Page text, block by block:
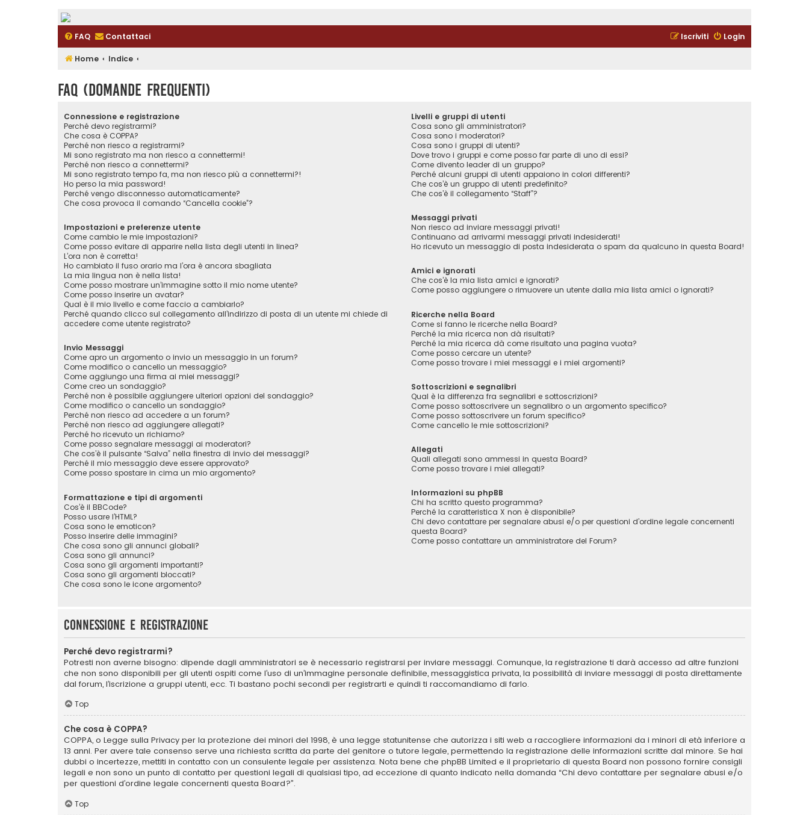
FAQ Contattaci Login
Iscriviti
Home Indice
FAQ (Domande Frequenti)
Connessione e registrazione
Perché devo registrarmi?
Che cosa è COPPA?
Perché non riesco a registrarmi?
Mi sono registrato ma non riesco a connettermi!
Perché non riesco a connettermi?
Mi sono registrato tempo fa, ma non riesco più a connettermi?!
Ho perso la mia password!
Perché vengo disconnesso automaticamente?
Che cosa provoca il comando “Cancella cookie”?
Impostazioni e preferenze utente
Come cambio le mie impostazioni?
Come posso evitare di apparire nella lista degli utenti in linea?
L’ora non è corretta!
Ho cambiato il fuso orario ma l’ora è ancora sbagliata
La mia lingua non è nella lista!
Come posso mostrare un’immagine sotto il mio nome utente?
Come posso inserire un avatar?
Qual è il mio livello e come faccio a cambiarlo?
Perché quando clicco sul collegamento all’indirizzo di posta di un utente mi chiede di
accedere come utente registrato?
Invio Messaggi
Come apro un argomento o invio un messaggio in un forum?
Come modifico o cancello un messaggio?
Come aggiungo una firma ai miei messaggi?
Come creo un sondaggio?
Perché non è possibile aggiungere ulteriori opzioni del sondaggio?
Come modifico o cancello un sondaggio?
Perché non riesco ad accedere a un forum?
Perché non riesco ad aggiungere allegati?
Perché ho ricevuto un richiamo?
Come posso segnalare messaggi ai moderatori?
Che cos’è il pulsante “Salva” nella finestra di invio dei messaggi?
Perché il mio messaggio deve essere approvato?
Come posso spostare in cima un mio argomento?
Formattazione e tipi di argomenti
Cos’è il BBCode?
Posso usare l’HTML?
Cosa sono le emoticon?
Posso inserire delle immagini?
Che cosa sono gli annunci globali?
Cosa sono gli annunci?
Cosa sono gli argomenti importanti?
Cosa sono gli argomenti bloccati?
Che cosa sono le icone argomento?
Livelli e gruppi di utenti
Cosa sono gli amministratori?
Cosa sono i moderatori?
Cosa sono i gruppi di utenti?
Dove trovo i gruppi e come posso far parte di uno di essi?
Come divento leader di un gruppo?
Perché alcuni gruppi di utenti appaiono in colori differenti?
Che cos’è un gruppo di utenti predefinito?
Che cos’è il collegamento “Staff”?
Messaggi privati
Non riesco ad inviare messaggi privati!
Continuano ad arrivarmi messaggi privati indesiderati!
Ho ricevuto un messaggio di posta indesiderata o spam da qualcuno in questa Board!
Amici e ignorati
Che cos’è la mia lista amici e ignorati?
Come posso aggiungere o rimuovere un utente dalla mia lista amici o ignorati?
Ricerche nella Board
Come si fanno le ricerche nella Board?
Perché la mia ricerca non dà risultati?
Perché la mia ricerca dà come risultato una pagina vuota?
Come posso cercare un utente?
Come posso trovare i miei messaggi e i miei argomenti?
Sottoscrizioni e segnalibri
Qual è la differenza fra segnalibri e sottoscrizioni?
Come posso sottoscrivere un segnalibro o un argomento specifico?
Come posso sottoscrivere un forum specifico?
Come cancello le mie sottoscrizioni?
Allegati
Quali allegati sono ammessi in questa Board?
Come posso trovare i miei allegati?
Informazioni su phpBB
Chi ha scritto questo programma?
Perché la caratteristica X non è disponibile?
Chi devo contattare per segnalare abusi e/o per questioni d’ordine legale concernenti
questa Board?
Come posso contattare un amministratore del Forum?
Connessione e registrazione
Perché devo registrarmi?
Potresti non averne bisogno: dipende dagli amministratori se è necessario registrarsi per inviare messaggi. Comunque, la registrazione ti darà accesso ad altre funzioni
che non sono disponibili per gli utenti ospiti come l’uso di un’immagine personale definibile, messaggistica privata, la possibilità di inviare messaggi di posta direttamente
dal forum, l’iscrizione a gruppi utenti, ecc. Ti bastano pochi secondi per registrarti e quindi ti raccomandiamo di farlo.
Top
Che cosa è COPPA?
COPPA, o Legge sulla Privacy per la protezione dei minori del 1998, è una legge statunitense che autorizza i siti web a raccogliere informazioni da i minori di età inferiore a
13 anni. Per avere tale consenso serve una richiesta scritta da parte del genitore o tutore legale, permettendo la registrazione delle informazioni scritte dal minore. Se hai
dubbi o incertezze, mettiti in contatto con un consulente legale per assistenza. Nota bene che phpBB Limited e il proprietario di questa Board non possono fornire consigli
legali e non sono un punto di contatto per questioni legali di qualsiasi tipo, ad eccezione di quanto indicato nella domanda “Chi devo contattare per segnalare abusi e/o
per questioni d’ordine legale concernenti questa Board?”.
Top